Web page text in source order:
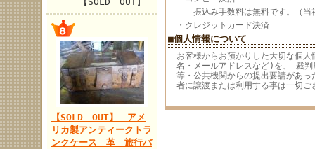
【SOLD OUT】 アメ
リカ製アンティークトラ
ンクケース 革 旅行バ
振込み手数料は無料です。（当
・クレジットカード決済
■個人情報について
お客様からお預かりした大切な個
名・メールアドレスなど)を、 裁判
等・公共機関からの提出要請があっ
者に譲渡または利用する事は一切ご